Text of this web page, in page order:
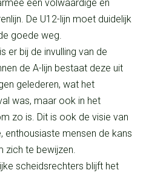
een volwaardige en
De U12-lijn moet duidelijk
goede weg.
er bij de invulling van de
de A-lijn bestaat deze uit
gelederen, wat het
was, maar ook in het
zo is. Dit is ook de visie van
enthousiaste mensen de kans
zich te bewijzen.
scheidsrechters blijft het